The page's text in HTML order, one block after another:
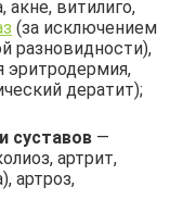
акне, витилиго,
(за исключением
разновидности),
эритродермия,
дератит);
суставов —
артрит,
артроз,